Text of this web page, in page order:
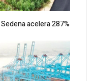
acelera 287%